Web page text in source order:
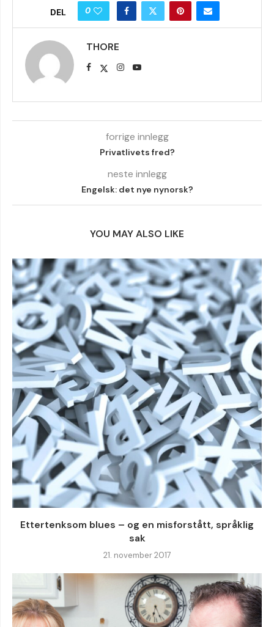
DEL 0
THORE
forrige innlegg
Privatlivets fred?
neste innlegg
Engelsk: det nye nynorsk?
YOU MAY ALSO LIKE
Ettertenksom blues – og en misforstått, språklig
sak
21. november 2017